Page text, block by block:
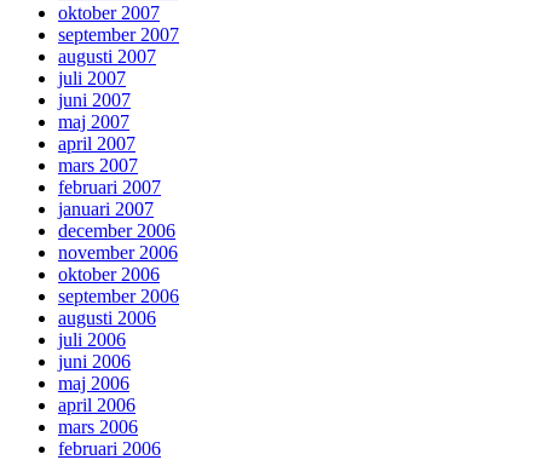
oktober 2007
september 2007
augusti 2007
juli 2007
juni 2007
maj 2007
april 2007
mars 2007
februari 2007
januari 2007
december 2006
november 2006
oktober 2006
september 2006
augusti 2006
juli 2006
juni 2006
maj 2006
april 2006
mars 2006
februari 2006